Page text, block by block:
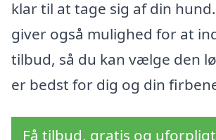
klar til at tage sig af din
giver også mulighed for at
tilbud, så du kan vælge den
er bedst for dig og din
Få tilbud, gratis og